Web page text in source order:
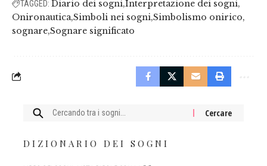
TAGGED: Diario dei sogni Interpretazione dei sogni
Onironautica Simboli nei sogni Simbolismo onirico
sognare Sognare significato
Cercare:
DIZIONARIO DEI SOGNI